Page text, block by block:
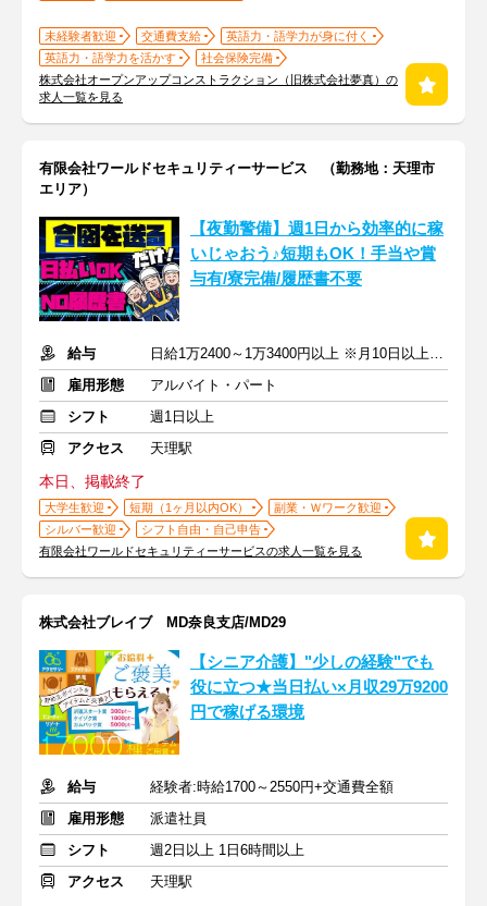
未経験者歓迎 交通費支給
英語力・語学力が身に付く
英語力・語学力を活かす
社会保険完備
株式会社オープンアップコンストラクション（旧株式会社夢真）の
求人一覧を見る
有限会社ワールドセキュリティーサービス （勤務地：天理市
エリア）
【夜勤警備】週1日から効率的に稼
いじゃおう♪短期もOK！手当や賞
与有/寮完備/履歴書不要
給与
日給1万2400～1万3400円以上 ※月10日以上出勤で日給500円UP
雇用形態
アルバイト・パート
シフト
週1日以上
アクセス
天理駅
本日、掲載終了
大学生歓迎 短期（1ヶ月以内OK）
副業・Ｗワーク歓迎
シルバー歓迎
シフト自由・自己申告
有限会社ワールドセキュリティーサービスの求人一覧を見る
株式会社ブレイブ MD奈良支店/MD29
【シニア介護】"少しの経験"でも
役に立つ★当日払い×月収29万9200
円で稼げる環境
給与
経験者:時給1700～2550円+交通費全額
雇用形態
派遣社員
シフト
週2日以上 1日6時間以上
アクセス
天理駅